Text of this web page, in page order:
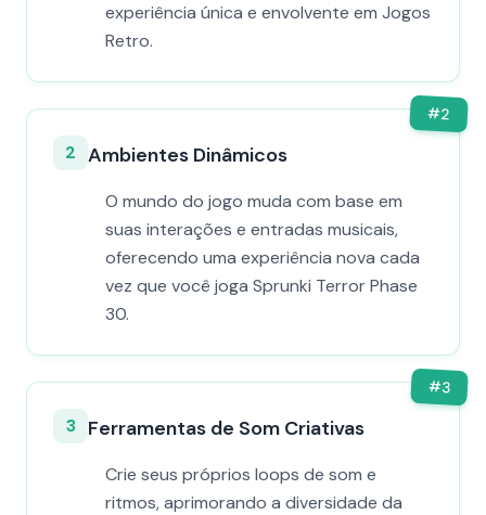
experiência única e envolvente em Jogos
Retro.
#2
2 Ambientes Dinâmicos
O mundo do jogo muda com base em
suas interações e entradas musicais,
oferecendo uma experiência nova cada
vez que você joga Sprunki Terror Phase
30.
#3
3 Ferramentas de Som Criativas
Crie seus próprios loops de som e
ritmos, aprimorando a diversidade da